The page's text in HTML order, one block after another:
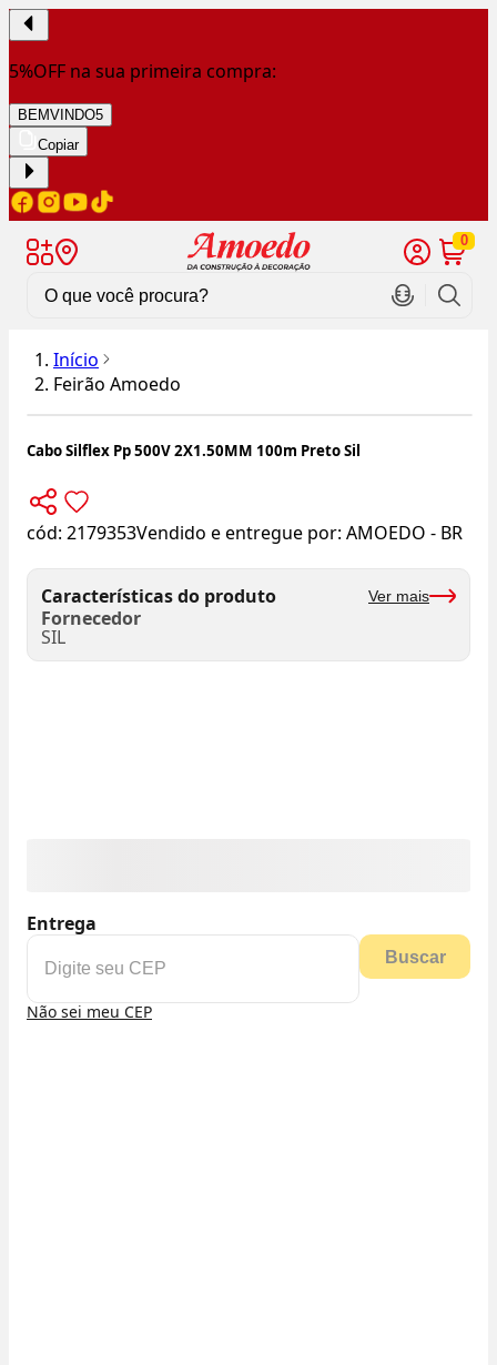
5%OFF na sua primeira compra:
BEMVINDO5
Copiar
0
Início
Feirão Amoedo
Cabo Silflex Pp 500V 2X1.50MM 100m Preto Sil
cód: 2179353Vendido e entregue por: AMOEDO - BR
Características do produto Ver mais
Fornecedor
SIL
Entrega
Buscar
Não sei meu CEP